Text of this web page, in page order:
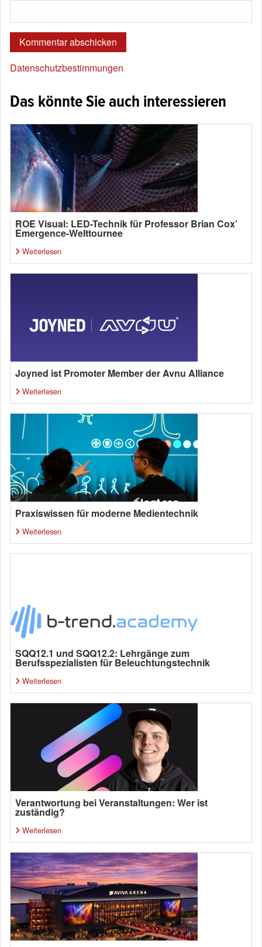
Datenschutzbestimmungen
Das könnte Sie auch interessieren
ROE Visual: LED-Technik für Professor Brian Cox’
Emergence-Welttournee
Weiterlesen
Joyned ist Promoter Member der Avnu Alliance
Weiterlesen
Praxiswissen für moderne Medientechnik
Weiterlesen
SQQ12.1 und SQQ12.2: Lehrgänge zum
Berufsspezialisten für Beleuchtungstechnik
Weiterlesen
Verantwortung bei Veranstaltungen: Wer ist
zuständig?
Weiterlesen